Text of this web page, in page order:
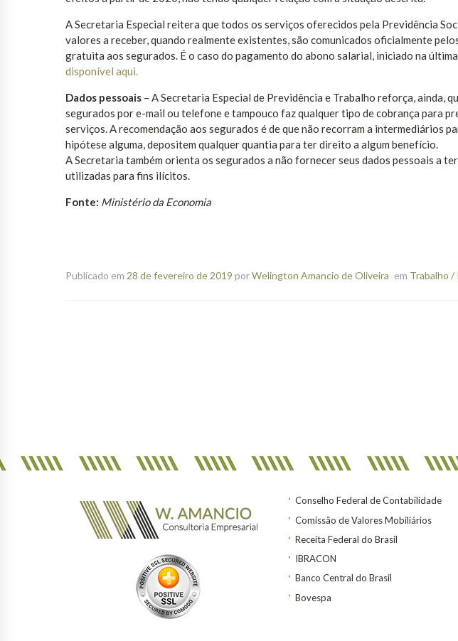
A Secretaria Especial reitera que todos os serviços oferecidos pela Previdência
valores a receber, quando realmente existentes, são comunicados oficialmente
gratuita aos segurados. É o caso do pagamento do abono salarial, iniciado na
disponível aqui.
Dados pessoais – A Secretaria Especial de Previdência e Trabalho reforça, ainda,
segurados por e-mail ou telefone e tampouco faz qualquer tipo de cobrança para
serviços. A recomendação aos segurados é de que não recorram a intermediários
hipótese alguma, depositem qualquer quantia para ter direito a algum benefício.
A Secretaria também orienta os segurados a não fornecer seus dados pessoais a
utilizadas para fins ilícitos.
Fonte: Ministério da Economia
Publicado em 28 de fevereiro de 2019 porWelington Amancio de Oliveira em Trabalho /
Conselho Federal de Contabilidade
Comissão de Valores Mobiliários
Receita Federal do Brasil
IBRACON
Banco Central do Brasil
Bovespa